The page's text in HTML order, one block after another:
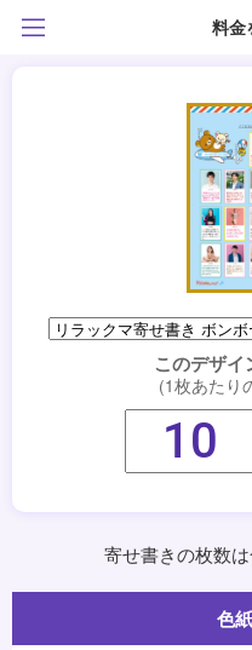
料金
このデザ
(1枚あたり
寄せ書きの枚数
色